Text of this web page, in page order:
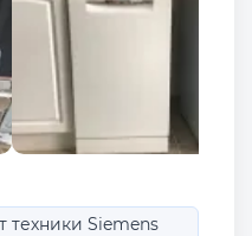
техники Siemens